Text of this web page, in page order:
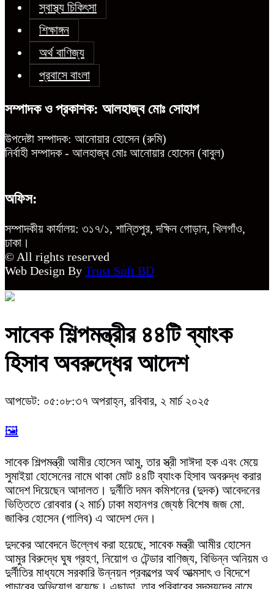
স্বাস্থ্য চিকিৎসা
শিক্ষাঙ্গন
অর্থ বাণিজ্য
প্রবাসে বাংলা
সম্পাদক ও প্রকাশক: আলহাজ্ব মোঃ সোহাগ
উপদেষ্টা সম্পাদক: আনোয়ার হোসেন (রুমি)
নির্বাহী সম্পাদক - আলহাজ্ব মোঃ আনোয়ার হোসেন (বাবুল)
অফিস:
সম্পাদকীয় কার্যালয়: ৩১৭/১, শান্তিপুর, দক্ষিন গোড়ান, খিলগাঁও,
ঢাকা।
© All rights reserved
Web Design By Trust Soft BD
সাবেক শিল্পমন্ত্রীর ৪৪টি ব্যাংক
হিসাব অবরুদ্ধের আদেশ
আপডেট: ০৫:০৮:৩৭ অপরাহ্ন, রবিবার, ২ মার্চ ২০২৫
🖼️
সাবেক শিল্পমন্ত্রী আমীর হোসেন আমু, তার স্ত্রী সাঈদা হক এবং মেয়ে
সুমাইয়া হোসেনের নামে থাকা মোট ৪৪টি ব্যাংক হিসাব অবরুদ্ধ করার
আদেশ দিয়েছেন আদালত। দুর্নীতি দমন কমিশনের (দুদক) আবেদনের
ভিত্তিতে রোববার (২ মার্চ) ঢাকা মহানগর জ্যেষ্ঠ বিশেষ জজ মো.
জাকির হোসেন (গালিব) এ আদেশ দেন।
দুদকের আবেদনে উল্লেখ করা হয়েছে, সাবেক মন্ত্রী আমীর হোসেন
আমুর বিরুদ্ধে ঘুষ গ্রহণ, নিয়োগ ও টেন্ডার বাণিজ্য, বিভিন্ন অনিয়ম ও
দুর্নীতির মাধ্যমে সরকারি উন্নয়ন প্রকল্পের অর্থ আত্মসাৎ ও বিদেশে